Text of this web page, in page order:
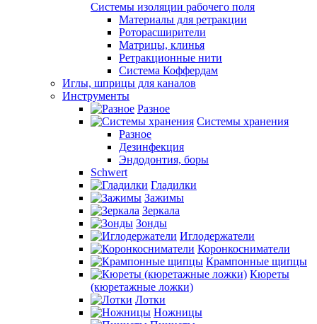
Системы изоляции рабочего поля
Материалы для ретракции
Роторасширители
Матрицы, клинья
Ретракционные нити
Система Коффердам
Иглы, шприцы для каналов
Инструменты
Разное
Системы хранения
Разное
Дезинфекция
Эндодонтия, боры
Schwert
Гладилки
Зажимы
Зеркала
Зонды
Иглодержатели
Коронкосниматели
Крампонные щипцы
Кюреты
(кюретажные ложки)
Лотки
Ножницы